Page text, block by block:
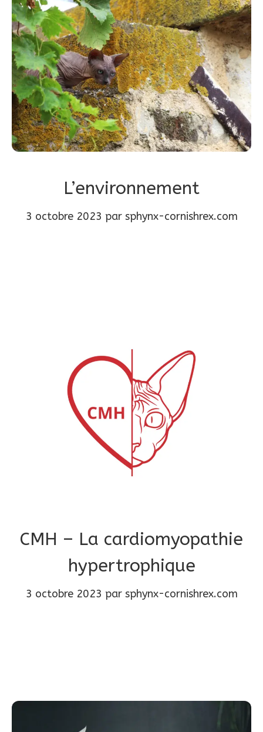
L’environnement
3 octobre 2023 par sphynx-cornishrex.com
CMH – La cardiomyopathie
hypertrophique
3 octobre 2023 par sphynx-cornishrex.com